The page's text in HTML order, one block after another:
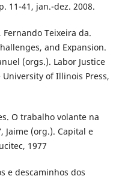
11-41, jan.-dez. 2008.
Fernando Teixeira da.
and Expansion.
(orgs.). Labor Justice
of Illinois Press,
O trabalho volante na
Jaime (org.). Capital e
1977
e descaminhos dos